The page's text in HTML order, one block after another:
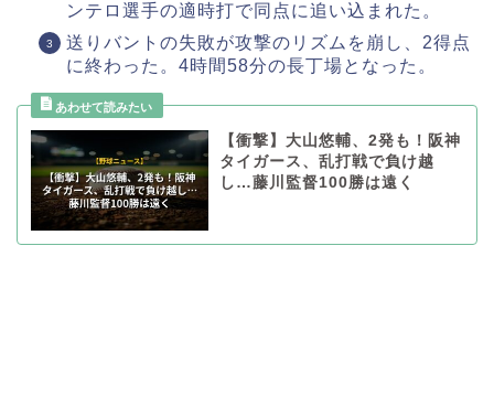
ンテロ選手の適時打で同点に追い込まれた。
送りバントの失敗が攻撃のリズムを崩し、2得点
に終わった。4時間58分の長丁場となった。
【衝撃】大山悠輔、2発も！阪神
タイガース、乱打戦で負け越
し…藤川監督100勝は遠く